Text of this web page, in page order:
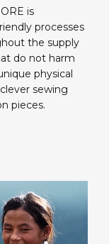
is
processes
the supply
do not harm
physical
sewing
pieces.